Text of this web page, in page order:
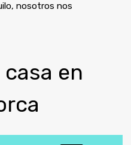
nosotros nos
en